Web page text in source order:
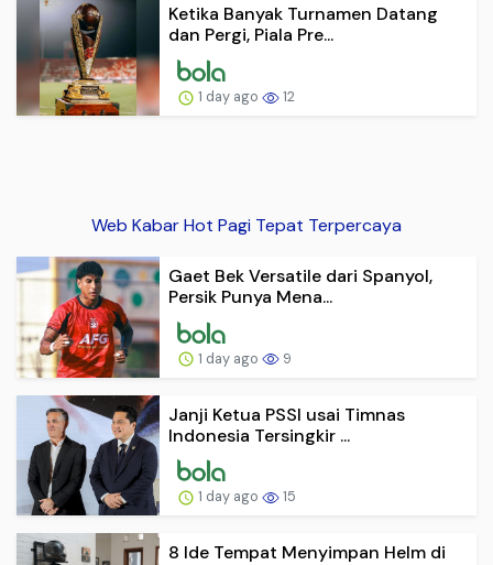
Ketika Banyak Turnamen Datang
dan Pergi, Piala Pre...
1 day ago 12
Web Kabar Hot Pagi Tepat Terpercaya
Gaet Bek Versatile dari Spanyol,
Persik Punya Mena...
1 day ago 9
Janji Ketua PSSI usai Timnas
Indonesia Tersingkir ...
1 day ago 15
8 Ide Tempat Menyimpan Helm di